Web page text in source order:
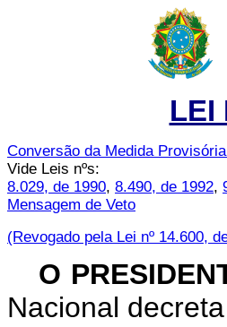
LEI
Conversão da Medida
Vide Leis nºs:
8.029, de 1990, 8.490, de 1992,
Mensagem de Veto
(Revogado pela Lei nº 14.600,
O
Nacional